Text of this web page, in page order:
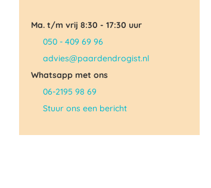
Ma. t/m vrij 8:30 - 17:30 uur
050 - 409 69 96
advies@paardendrogist.nl
Whatsapp met ons
06-2195 98 69
Stuur ons een bericht